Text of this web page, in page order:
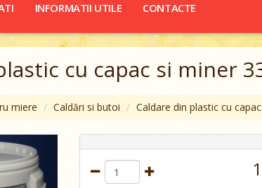
INFORMATII UTILE CONTACTE
cu capac si miner
miere Caldări si butoi Caldare din plastic cu